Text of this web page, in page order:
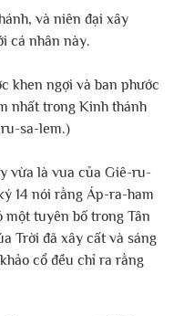
và niên đại xây
cá nhân này.
khen ngợi và ban phước
nhất trong Kinh thánh
sa-lem.)
vừa là vua của Giê-ru-
14 nói rằng Áp-ra-ham
tuyên bố trong Tân
Trời đã xây cất và sáng
cổ đều chỉ ra rằng